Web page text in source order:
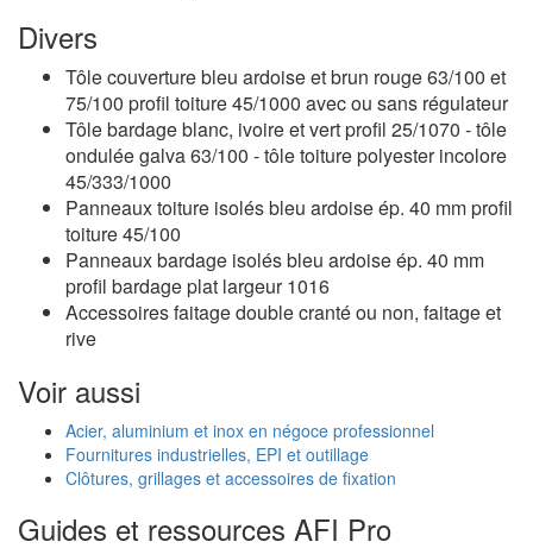
Divers
Tôle couverture bleu ardoise et brun rouge 63/100 et
75/100 profil toiture 45/1000 avec ou sans régulateur
Tôle bardage blanc, ivoire et vert profil 25/1070 - tôle
ondulée galva 63/100 - tôle toiture polyester incolore
45/333/1000
Panneaux toiture isolés bleu ardoise ép. 40 mm profil
toiture 45/100
Panneaux bardage isolés bleu ardoise ép. 40 mm
profil bardage plat largeur 1016
Accessoires faitage double cranté ou non, faitage et
rive
Voir aussi
Acier, aluminium et inox en négoce professionnel
Fournitures industrielles, EPI et outillage
Clôtures, grillages et accessoires de fixation
Guides et ressources AFI Pro